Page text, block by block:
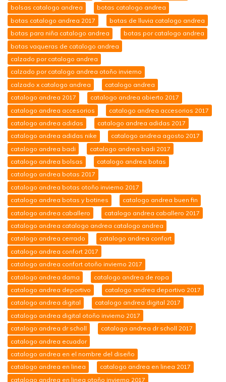
bolsas catalogo andrea
botas catalogo andrea
botas catalogo andrea 2017
botas de lluvia catalogo andrea
botas para niña catalogo andrea
botas por catalogo andrea
botas vaqueras de catalogo andrea
calzado por catalogo andrea
calzado por catalogo andrea otoño invierno
calzado x catalogo andrea
catalogo andrea
catalogo andrea 2017
catalogo andrea abierto 2017
catalogo andrea accesorios
catalogo andrea accesorios 2017
catalogo andrea adidas
catalogo andrea adidas 2017
catalogo andrea adidas nike
catalogo andrea agosto 2017
catalogo andrea badi
catalogo andrea badi 2017
catalogo andrea bolsas
catalogo andrea botas
catalogo andrea botas 2017
catalogo andrea botas otoño invierno 2017
catalogo andrea botas y botines
catalogo andrea buen fin
catalogo andrea caballero
catalogo andrea caballero 2017
catalogo andrea catalogo andrea catalogo andrea
catalogo andrea cerrado
catalogo andrea confort
catalogo andrea confort 2017
catalogo andrea confort otoño invierno 2017
catalogo andrea dama
catalogo andrea de ropa
catalogo andrea deportivo
catalogo andrea deportivo 2017
catalogo andrea digital
catalogo andrea digital 2017
catalogo andrea digital otoño invierno 2017
catalogo andrea dr scholl
catalogo andrea dr scholl 2017
catalogo andrea ecuador
catalogo andrea en el nombre del diseño
catalogo andrea en linea
catalogo andrea en linea 2017
catalogo andrea en linea otoño invierno 2017